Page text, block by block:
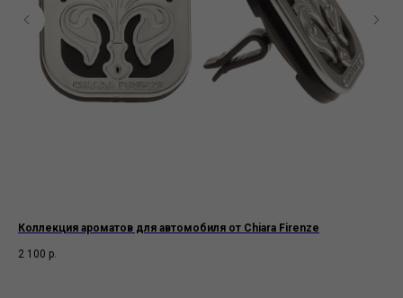
Коллекция ароматов для автомобиля от Chiara Firenze
2 100 р.